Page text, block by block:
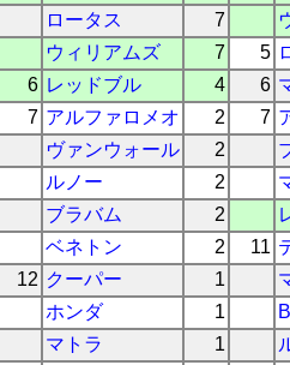
ロータス 7
ウィリアムズ 7 5
6 レッドブル 4 6
7 アルファロメオ 2 7
ヴァンウォール 2
ルノー 2
ブラバム 2
ベネトン 2 11
12 クーパー 1
ホンダ 1
マトラ 1